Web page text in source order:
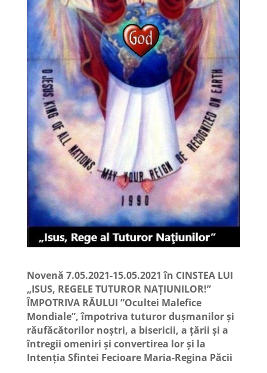
Novenă 7.05.2021-15.05.2021 în CINSTEA LUI
„ISUS, REGELE TUTUROR NAȚIUNILOR!”
ÎMPOTRIVA RĂULUI ”Ocultei Malefice
Mondiale”, împotriva tuturor dușmanilor și
răufăcătorilor noștri, a bisericii, a țării și a
întregii omeniri și convertirea lor și la
Intenția Sfintei Fecioare Maria-Regina Păcii